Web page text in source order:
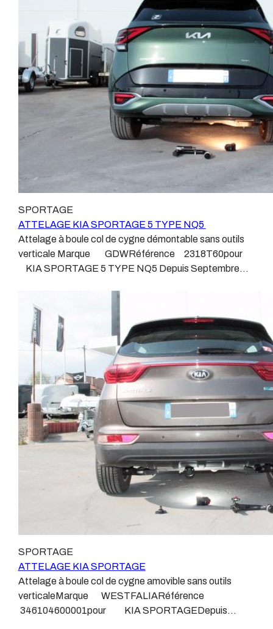
universel, modulable, smart…., et quand nous le
faisons, s’il n’existe pas d’autre choix, nous utilisons le
plus haut de gamme du marché, le plus fiable et le plus
stable. Il faut savoir que le montage d’un faisceau non
conforme ou adaptable vous fera perdre tout recours et
toute garantie auprès du constructeur en cas de
défaillance. Ce genre de faisceau est souvent mal
monté, alimenté par les éclairages intérieurs et fait
courir de vrai risque technique à votre véhicule. Nous
n’intervenons pas sur les véhicules ayant ce type de
montage non conforme. Voilà pourquoi il est nécessaire
de confier la pose d'un attelage à un professionnel
agréé, habitué à poser des attelages et respectant les
différentes dénominations pour un attelage sont :
Attelage pour voiture, crochet d’attelage, boule pour
voiture, attache remorque, attache voiture, attelage
camion, crochet voiture, attache auto, boule pour
remorque, boule d’arrimage, crochet d’attache.
ATTELAGE depuis 1968. Les temps ont changé depuis
les premiers attelages fabriqués à la demande dans
l’atelier, autour d’un poste à souder et d’un étau.
L’évolution technique et la normalisation sont passées
par là. Maintenant un attelage doit être homologué,
c’est le cas de tous les produits que nous proposons,
sans exception ! Nous ne travaillons qu’avec les
marques homologuées à même d’assurer le suivi de
leurs produits :ATTELAGES
WESTFALIAATTELAGES SIARRATTELAGES
BRINKATTELAGES THULEATTELAGES
BOISNIERATTELAGES GDWATTELAGES
ARAGON Le faisceau électrique est devenu le produit
le plus technique, lui aussi est soumis à normalisation et
homologation. Le faisceau est connecté à votre
véhicule, il doit être prévu à cet effet, supporter les
vibrations et les contraintes auquel il peut être soumis.
Dans certains cas le faisceau connecté modifie la
…. Nous n’installons (quand ils existent) que des
faisceaux « d’origine », c'est-à-dire fabriqués
spécifiquement pour votre véhicule, se branchant aux
emplacements prévus et suivant les normes
constructeurs. En dehors de quelques rares cas, nous
ne montons jamais de faisceau appelé : adaptable,
universel, modulable, smart…., et quand nous le
faisons, s’il n’existe pas d’autre choix, nous utilisons le
plus haut de gamme du marché, le plus fiable et le plus
stable. Il faut savoir que le montage d’un faisceau non
conforme ou adaptable vous fera perdre tout recours et
toute garantie auprès du constructeur en cas de
défaillance. Ce genre de faisceau est souvent mal
monté, alimenté par les éclairages intérieurs et fait
courir de vrai risque technique à votre véhicule. Nous
n’intervenons pas sur les véhicules ayant ce type de
montage non conforme. Voilà pourquoi il est nécessaire
agréé, habitué à poser des attelages et respectant les
normes, nous ne transigeons pas sur ces points. Les
différentes dénominations pour un attelage sont :
Attelage pour voiture, crochet d’attelage, boule pour
voiture, attache remorque, attache voiture, attelage
SPORTAGE
ATTELAGE KIA SPORTAGE 5 TYPE NQ5
Attelage à boule col de cygne démontable sans outils
verticale Marque GDWRéférence 2318T60pour
KIA SPORTAGE 5 TYPE NQ5 Depuis Septembre
en dessous. Poids maxi tractable 2300 kgValeur S 120
kgPoids de l'attelage Anhängerkupplung KIA
SPORTAGE 5 TYPE NQ5 Patrick Remorques se
conjugue avec ATTELAGE depuis 1968. Les temps ont
changé depuis les premiers attelages fabriqués à la
demande dans l’atelier, autour d’un poste à souder et
d’un étau. L’évolution technique et la normalisation sont
passées par là. Maintenant un attelage doit être
homologué, c’est le cas de tous les produits que nous
proposons, sans exception ! Nous ne travaillons
qu’avec les marques homologuées à même d’assurer le
suivi de leurs produits :ATTELAGES
WESTFALIAATTELAGES SIARRATTELAGES
BRINKATTELAGES THULEATTELAGES
BOISNIERATTELAGES GDWATTELAGES
ARAGON Le faisceau électrique est devenu le produit
homologation. Le faisceau est connecté à votre
véhicule, il doit être prévu à cet effet, supporter les
vibrations et les contraintes auquel il peut être soumis.
Dans certains cas le faisceau connecté modifie la
gestion des assistances à la conduite type EPS, ABS,
SPORTAGE
ATTELAGE KIA SPORTAGE
Attelage à boule col de cygne amovible sans outils
verticaleMarque WESTFALIARéférence
346104600001pour KIA SPORTAGEDepuis